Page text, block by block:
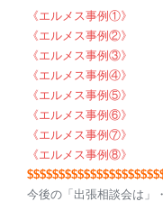
《エルメス事例①》
《エルメス事例②》
《エルメス事例③》
《エルメス事例④》
《エルメス事例⑤》
《エルメス事例⑥》
《エルメス事例⑦》
《エルメス事例⑧》
$$$$$$$$$$$$$
今後の「出張相談会は」